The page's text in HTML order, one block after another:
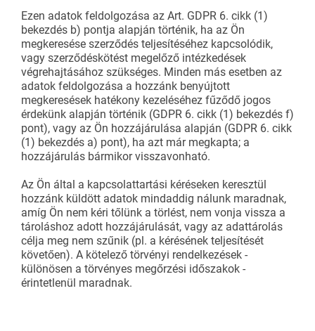
Ezen adatok feldolgozása az Art. GDPR 6. cikk (1)
bekezdés b) pontja alapján történik, ha az Ön
megkeresése szerződés teljesítéséhez kapcsolódik,
vagy szerződéskötést megelőző intézkedések
végrehajtásához szükséges. Minden más esetben az
adatok feldolgozása a hozzánk benyújtott
megkeresések hatékony kezeléséhez fűződő jogos
érdekünk alapján történik (GDPR 6. cikk (1) bekezdés f)
pont), vagy az Ön hozzájárulása alapján (GDPR 6. cikk
(1) bekezdés a) pont), ha azt már megkapta; a
hozzájárulás bármikor visszavonható.
Az Ön által a kapcsolattartási kéréseken keresztül
hozzánk küldött adatok mindaddig nálunk maradnak,
amíg Ön nem kéri tőlünk a törlést, nem vonja vissza a
tároláshoz adott hozzájárulását, vagy az adattárolás
célja meg nem szűnik (pl. a kérésének teljesítését
követően). A kötelező törvényi rendelkezések -
különösen a törvényes megőrzési időszakok -
érintetlenül maradnak.